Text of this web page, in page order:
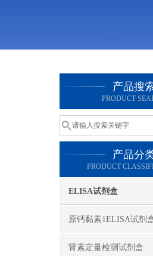
产品搜
PRODUCT
产品分
PRODUCT
ELISA试剂盒
原钙黏素1ELISA试剂
肾素定量检测试剂盒